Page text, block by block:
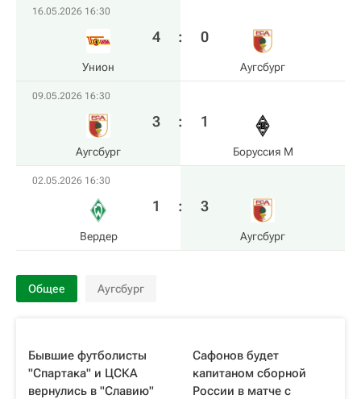
16.05.2026 16:30
Унион
4 : 0
Аугсбург
09.05.2026 16:30
Аугсбург
3 : 1
Боруссия М
02.05.2026 16:30
Вердер
1 : 3
Аугсбург
Общее Аугсбург
Бывшие футболисты
"Спартака" и ЦСКА
вернулись в "Славию"
Сафонов будет
капитаном сборной
России в матче с